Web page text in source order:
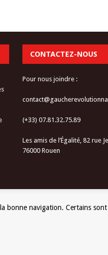
CONTACTEZ-NOUS
Pour nous joindre :
(+33) 07.81.32.75.89
Les amis de l’Égalité, 82 rue
76000 Rouen
bonne navigation. Certains